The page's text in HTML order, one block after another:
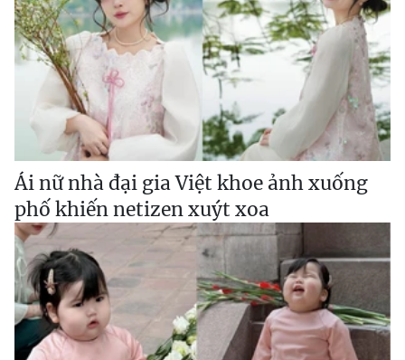
Ái nữ nhà đại gia Việt khoe ảnh xuống
phố khiến netizen xuýt xoa